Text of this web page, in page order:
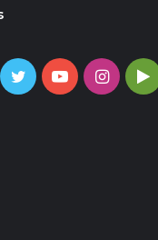
TwitterYouTube